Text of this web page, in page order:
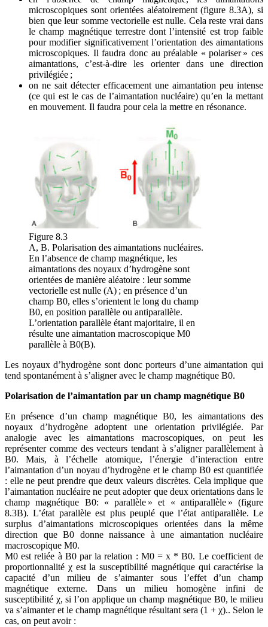
microscopiques sont orientées aléatoirement (figure 8.3A), si
bien que leur somme vectorielle est nulle. Cela reste vrai dans
le champ magnétique terrestre dont l’intensité est trop faible
pour modifier significativement l’orientation des aimantations
microscopiques. Il faudra donc au préalable « polariser » ces
aimantations, c’est-à-dire les orienter dans une direction
privilégiée ;
on ne sait détecter efficacement une aimantation peu intense
(ce qui est le cas de l’aimantation nucléaire) qu’en la mettant
en mouvement. Il faudra pour cela la mettre en résonance.
Figure 8.3
A, B. Polarisation des aimantations nucléaires.
En l’absence de champ magnétique, les
aimantations des noyaux d’hydrogène sont
orientées de manière aléatoire : leur somme
vectorielle est nulle (A) ; en présence d’un
champ B0, elles s’orientent le long du champ
B0, en position parallèle ou antiparallèle.
L’orientation parallèle étant majoritaire, il en
résulte une aimantation macroscopique M0
parallèle à B0(B).
Les noyaux d’hydrogène sont donc porteurs d’une aimantation qui
tend spontanément à s’aligner avec le champ magnétique B0.
Polarisation de l’aimantation par un champ magnétique B0
En présence d’un champ magnétique B0, les aimantations des
noyaux d’hydrogène adoptent une orientation privilégiée. Par
analogie avec les aimantations macroscopiques, on peut les
représenter comme des vecteurs tendant à s’aligner parallèlement à
B0. Mais, à l’échelle atomique, l’énergie d’interaction entre
l’aimantation d’un noyau d’hydrogène et le champ B0 est quantifiée
: elle ne peut prendre que deux valeurs discrètes. Cela implique que
l’aimantation nucléaire ne peut adopter que deux orientations dans le
champ magnétique B0: « parallèle » et « antiparallèle » (figure
8.3B). L’état parallèle est plus peuplé que l’état antiparallèle. Le
surplus d’aimantations microscopiques orientées dans la même
direction que B0 donne naissance à une aimantation nucléaire
macroscopique M0.
M0 est reliée à B0 par la relation : M0 = x * B0. Le coefficient de
proportionnalité χ est la susceptibilité magnétique qui caractérise la
capacité d’un milieu de s’aimanter sous l’effet d’un champ
magnétique externe. Dans un milieu homogène infini de
susceptibilité χ, si l’on applique un champ magnétique B0, le milieu
va s’aimanter et le champ magnétique résultant sera (1 + χ).. Selon le
cas, on peut avoir :